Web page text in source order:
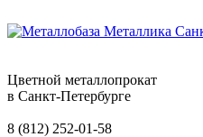
Цветной металлопрокат
в Санкт-Петербурге
8 (812) 252-01-58